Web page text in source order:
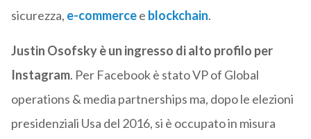
sicurezza, e-commercee blockchain.
Justin Osofsky è un ingresso di alto profilo per
Instagram. Per Facebook è stato VP of Global
operations & media partnerships ma, dopo le elezioni
presidenziali Usa del 2016, si è occupato in misura